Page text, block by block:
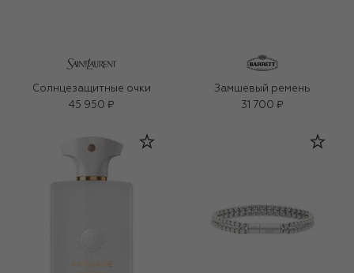
Солнцезащитные очки
45 950 ₽
Замшевый ремень
31 700 ₽